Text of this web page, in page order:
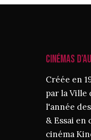
CINÉMAS
Créée en
par la Ville
l'année
& Essai
cinéma